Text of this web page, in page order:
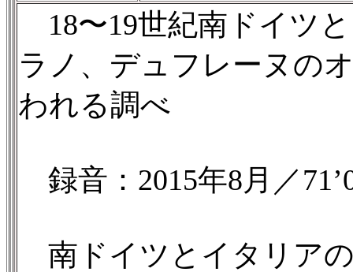
18〜19世紀南ドイツ
ラノ、デュフレーヌの
われる調べ
録音：2015年8月／
南ドイツとイタリア